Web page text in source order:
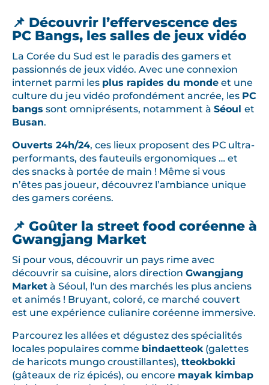
📌 Découvrir l’effervescence des
PC Bangs, les salles de jeux vidéo
La Corée du Sud est le paradis des gamers et
passionnés de jeux vidéo. Avec une connexion
internet parmi les plus rapides du monde et une
culture du jeu vidéo profondément ancrée, les PC
bangs sont omniprésents, notamment à Séoul et
Busan.
Ouverts 24h/24, ces lieux proposent des PC ultra-
performants, des fauteuils ergonomiques … et
des snacks à portée de main ! Même si vous
n’êtes pas joueur, découvrez l’ambiance unique
des gamers coréens.
📌 Goûter la street food coréenne à
Gwangjang Market
Si pour vous, découvrir un pays rime avec
découvrir sa cuisine, alors direction Gwangjang
Market à Séoul, l'un des marchés les plus anciens
et animés ! Bruyant, coloré, ce marché couvert
est une expérience culianire coréenne immersive.
Parcourez les allées et dégustez des spécialités
locales populaires comme bindaetteok(galettes
de haricots mungo croustillantes), tteokbokki
(gâteaux de riz épicés), ou encore mayak kimbap